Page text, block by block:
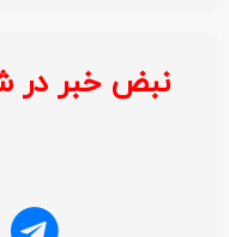
نبض خبر در